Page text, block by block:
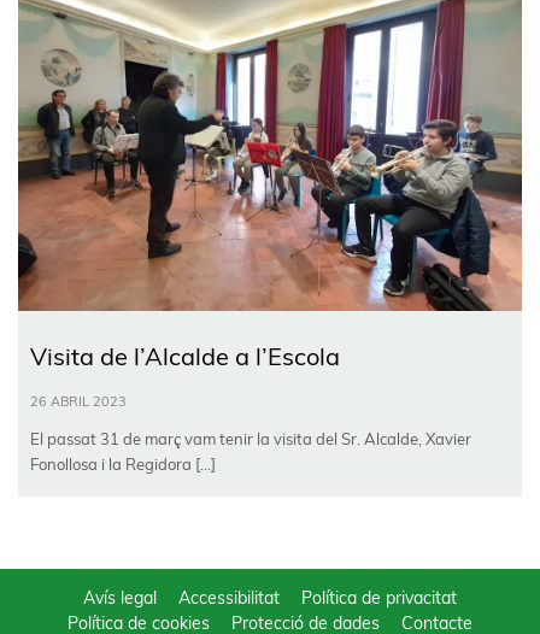
Visita de l’Alcalde a l’Escola
26 ABRIL 2023
El passat 31 de març vam tenir la visita del Sr. Alcalde, Xavier
Fonollosa i la Regidora […]
Avís legal Accessibilitat
Política de privacitat
Política de cookies
Protecció de dades Contacte